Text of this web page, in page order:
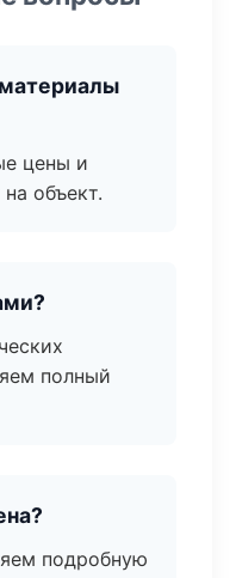
цены и
объект.
полный
подробную